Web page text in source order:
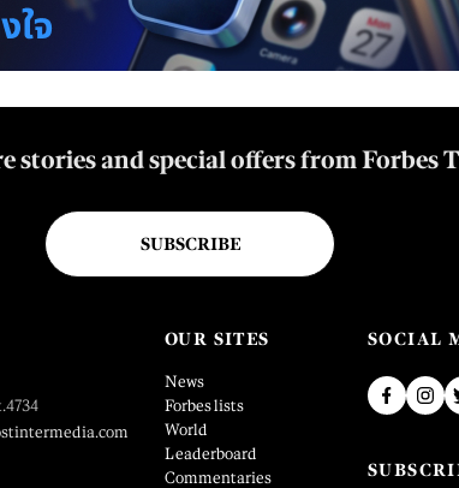
stories and special offers from Forbes
SUBSCRIBE
OUR SITES
News
Forbes lists
World
Leaderboard
Commentaries
SOCIAL